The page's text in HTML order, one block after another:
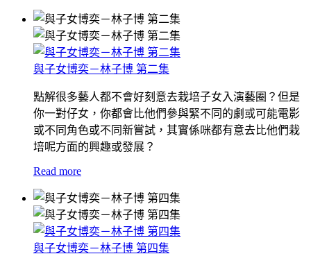
與子女博奕－林子博 第二集
點解很多藝人都不會好刻意去栽培子女入演藝圈？但是
你一對仔女，你都會比他們參與緊不同的劇或可能電影
或不同角色或不同新嘗試，其實係咪都有意去比他們栽
培呢方面的興趣或發展？
Read more
與子女博奕－林子博 第四集